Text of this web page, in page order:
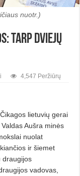
nuotr.)
tarp dviejų
4,547 Peržiūrų
lietuvių gerai
Aušra minės
nuolat
ir šiemet
draugijos
vadovas,